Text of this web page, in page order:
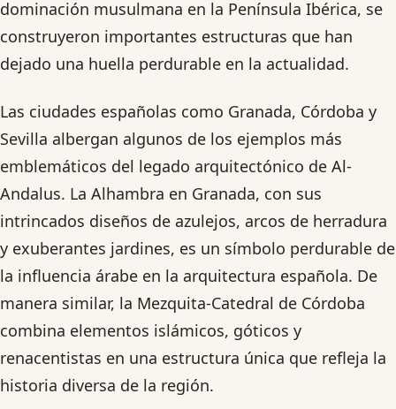
dominación musulmana en la Península Ibérica, se
construyeron importantes estructuras que han
dejado una huella perdurable en la actualidad.
Las ciudades españolas como Granada, Córdoba y
Sevilla albergan algunos de los ejemplos más
emblemáticos del legado arquitectónico de Al-
Andalus. La Alhambra en Granada, con sus
intrincados diseños de azulejos, arcos de herradura
y exuberantes jardines, es un símbolo perdurable de
la influencia árabe en la arquitectura española. De
manera similar, la Mezquita-Catedral de Córdoba
combina elementos islámicos, góticos y
renacentistas en una estructura única que refleja la
historia diversa de la región.